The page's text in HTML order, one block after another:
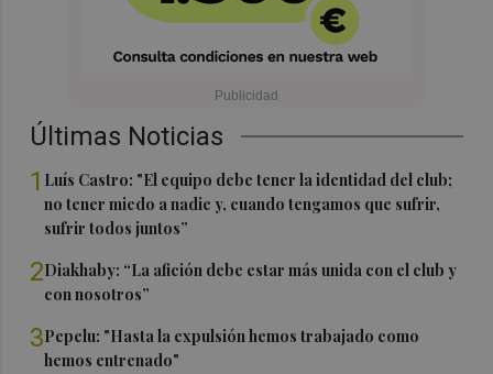
Últimas Noticias
1 Luís Castro: "El equipo debe tener la identidad del club;
no tener miedo a nadie y, cuando tengamos que sufrir,
sufrir todos juntos”
2Diakhaby: “La afición debe estar más unida con el club y
con nosotros”
3Pepelu: "Hasta la expulsión hemos trabajado como
hemos entrenado"